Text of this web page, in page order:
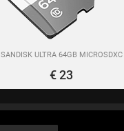
SANDISK ULTRA 64GB MICROSDXC
€ 23